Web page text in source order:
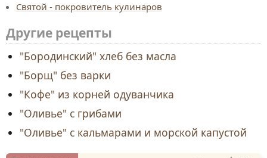
Святой - покровитель кулинаров
Другие рецепты
"Бородинский" хлеб без масла
"Борщ" без варки
"Кофе" из корней одуванчика
"Оливье" с грибами
"Оливье" с кальмарами и морской капустой